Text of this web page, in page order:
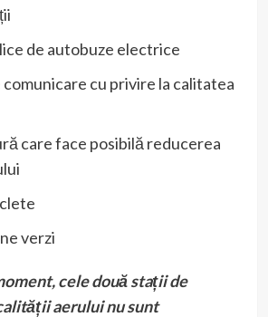
de autobuze electrice
comunicare cu privire la calitatea
care face posibilă reducerea
verzi
cele două stații de
aerului nu sunt